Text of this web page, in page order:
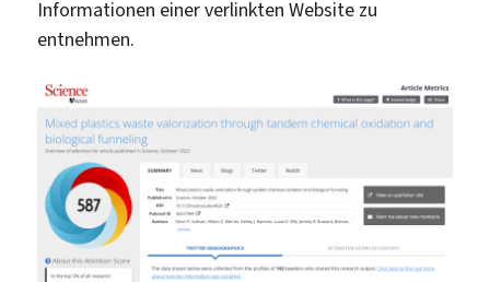
Informationen einer verlinkten Website zu
entnehmen.